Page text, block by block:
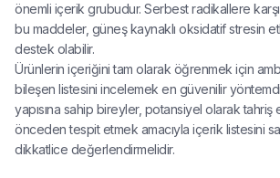
önemli içerik grubudur. Serbest radikallere
bu maddeler, güneş kaynaklı oksidatif stresin
destek olabilir.
Ürünlerin içeriğini tam olarak öğrenmek için
bileşen listesini incelemek en güvenilir
yapısına sahip bireyler, potansiyel olarak tahriş
önceden tespit etmek amacıyla içerik listesini
dikkatlice değerlendirmelidir.